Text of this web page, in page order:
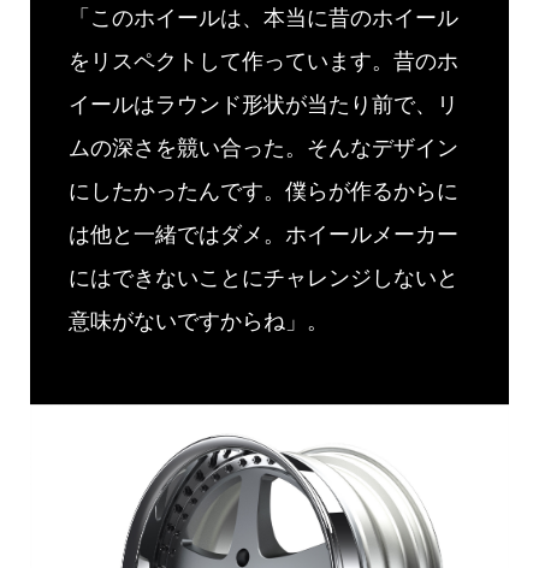
「このホイールは、本当に昔のホイール
をリスペクトして作っています。昔のホ
イールはラウンド形状が当たり前で、リ
ムの深さを競い合った。そんなデザイン
にしたかったんです。僕らが作るからに
は他と一緒ではダメ。ホイールメーカー
にはできないことにチャレンジしないと
意味がないですからね」。